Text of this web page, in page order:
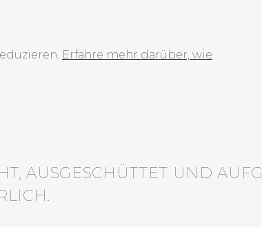
Erfahre mehr darüber, wie
AUSGESCHÜTTET UND